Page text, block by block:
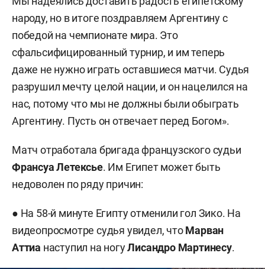
народу, но в итоге поздравляем Аргентину с
победой на чемпионате мира. Это
сфальсифицированный турнир, и им теперь
даже не нужно играть оставшиеся матчи. Судья
разрушил мечту целой нации, и он нацелился на
нас, потому что мы не должны были обыграть
Аргентину. Пусть он отвечает перед Богом».
Матч отработала бригада французского судьи
Франсуа Летексье. Им Египет может быть
недоволен по ряду причин:
● На 58-й минуте Египту отменили гол Зико. На
видеопросмотре судья увидел, чтоМарван
Аттиа наступил на ногуЛисандро Мартинесу.